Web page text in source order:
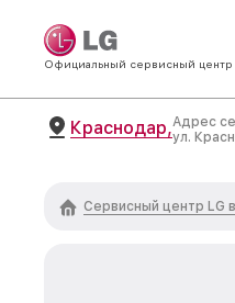
Официальный сервисный центр
Краснодар,Адрес
ул.
Сервисный центр LG